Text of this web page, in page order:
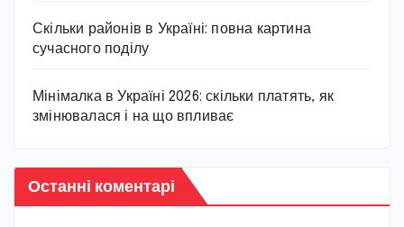
Скільки районів в Україні: повна картина
сучасного поділу
Мінімалка в Україні 2026: скільки платять, як
змінювалася і на що впливає
Останні коментарі